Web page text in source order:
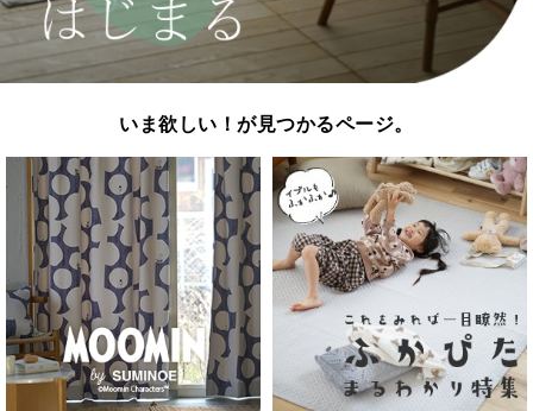
いま欲しい！が見つかるページ。